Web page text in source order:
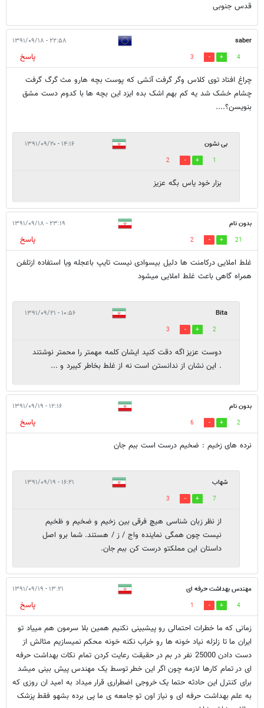
قدس جنوبی
saber ۲۲:۵۸ - ۱۳۹۱/۰۹/۱۸
4
3
پاسخ
چراغ افتاد توی کلاس وگر گرفت آتشی که پوست بچه هارو مث گرگ گرفت
چشام خشک شد یه کم بهم اشک بده ایزد این بچه ها با کدوم دست مشق
بنویسن؟....
بی نشون ۱۴:۱۶ - ۱۳۹۱/۰۹/۲۰
1
2
بزار خود یاس بگه عزیز
بدون نام ۲۳:۱۹ - ۱۳۹۱/۰۹/۱۸
21
2
پاسخ
غلط املایی درکامنت ها دلیل بیسوادی نیست تایپ باعجله ویا استفاده ازتلفن
همراه گاهی باعث غلط املایی میشود
Bita ۱۰:۵۶ - ۱۳۹۱/۰۹/۲۱
2
3
دوست عزيز اگه دقت كنيد ايشان كلمه مهمتر را محمتر نوشتند
. اين نشان از ندانستن است نه از غلط بخاطر كيبرد و ...
بدون نام ۱۲:۱۶ - ۱۳۹۱/۰۹/۱۹
2
6
پاسخ
نرده های زخیم : ضخیم درست است ببم جان
شهاب ۱۶:۲۱ - ۱۳۹۱/۰۹/۱۹
7
3
از نظر زبان شناسی هیچ فرقی بین زخیم و ضخیم و ظخیم
نیست چون همگی نماینده واج / ز / هستند. شما برو اصل
داستان این مملکتو درست کن ببم جان.
مهندس بهداشت حرفه ای ۱۳:۲۱ - ۱۳۹۱/۰۹/۱۹
4
1
پاسخ
زمانی که ما خطرات احتمالی رو پیشبینی نکنیم همین بلا سرمون هم مییاد تو
ایران ما تا زلزله نیاد خونه ها رو خراب نکنه خونه محکم نمیسازیم مثالش از
دست دادن 25000 نفر در بم در حقیقت رعایت کردن تمام نکات بهداشت حرفه
ای در تمام کارها لازمه چون اگر این خطر توسط یک مهندس پیش بینی میشد
برای کنترل این حادثه حتما یک خروجی اضطراری قرار میداد به امید ان روزی که
به علم بهداشت حرفه ای و نیاز اون تو جامعه ی ما پی برده بشهو فقط پزشک